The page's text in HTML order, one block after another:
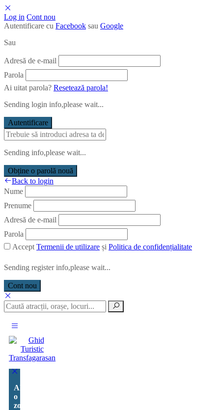
Log in Cont nou
Autentificare cu Facebook sau Google
Sau
Adresă de e-mail
Parola
Ai uitat parola? Resetează parola!
Sending login info,please wait...
Autentificare
Sending info,please wait...
Obține o parolă nouă
Back to login
Nume
Prenume
Adresă de e-mail
Parola
Accept Termenii de utilizare și Politica de confidențialitate
Sending register info,please wait...
Cont nou
Alege
o
zonă: